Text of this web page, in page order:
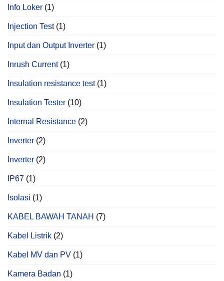
Info Loker (1)
Injection Test(1)
Input dan Output Inverter (1)
Inrush Current(1)
Insulation resistance test(1)
Insulation Tester (10)
Internal Resistance (2)
Inverter (2)
Inverter (2)
IP67 (1)
Isolasi (1)
KABEL BAWAH TANAH (7)
Kabel Listrik (2)
Kabel MV dan PV (1)
Kamera Badan (1)